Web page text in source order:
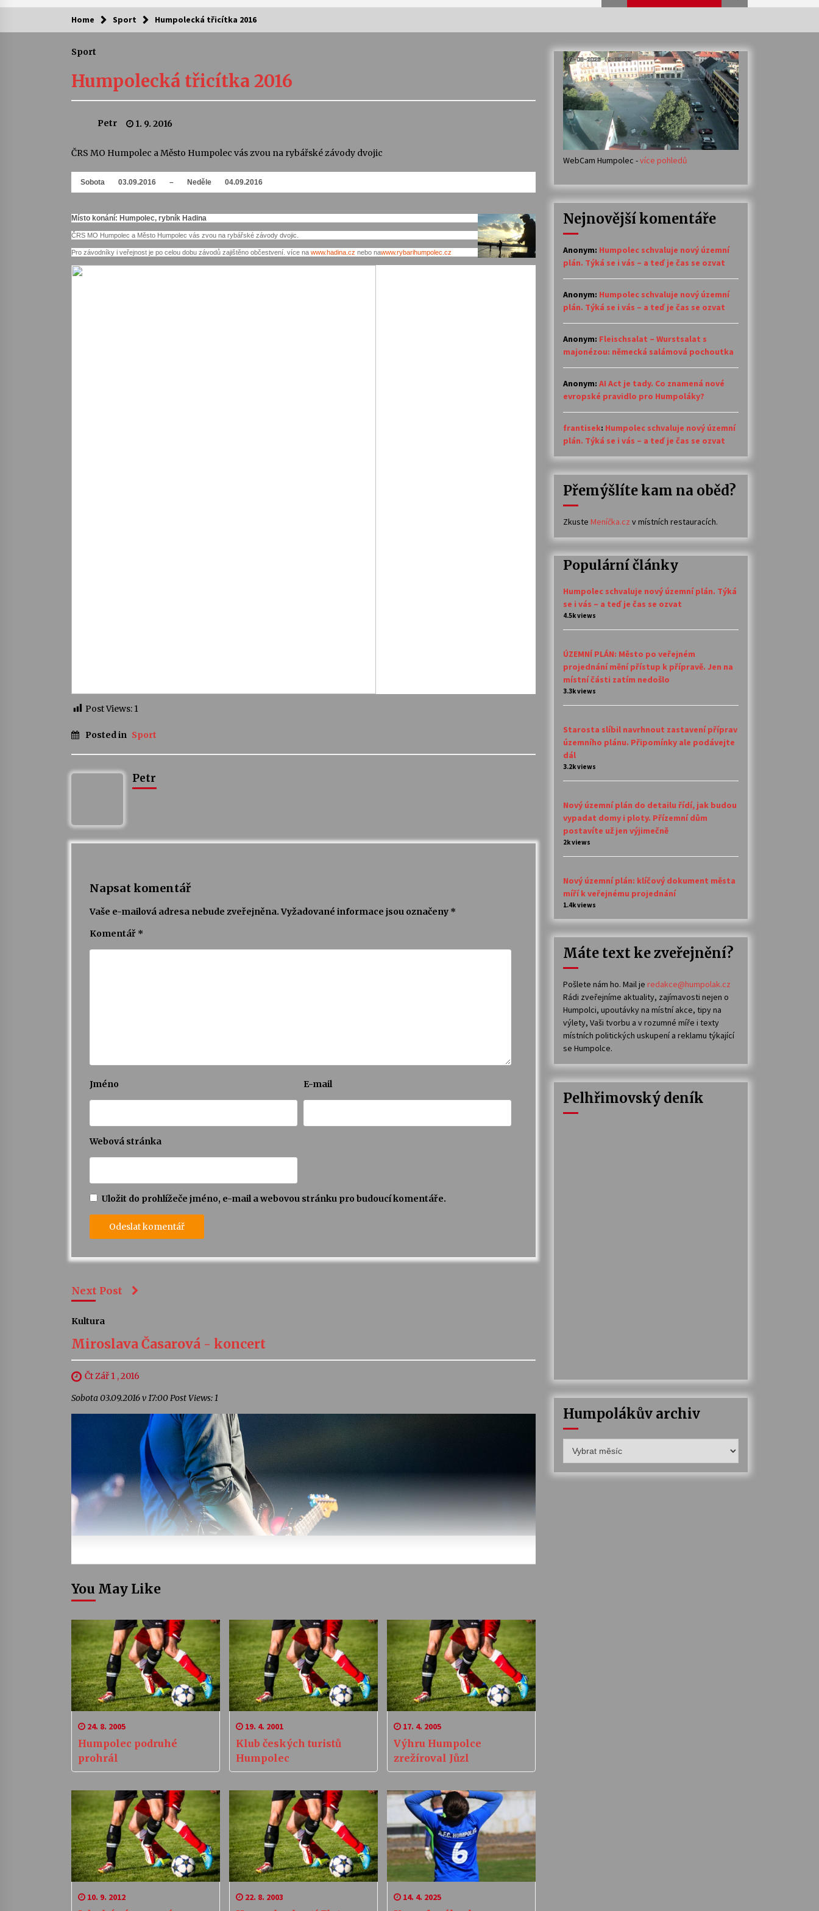
Kam za kulturou?
Camerata a Sukuba Ensemble
4. 8. 2026
Veselí muzikanti
30. 7. 2026
Pozvánka na integrační festival
Quijotova šedesátka: 28. 7.–1. 8.
28. 7. 2026
Votavžatský ploty
23. 7. 2026
Letní koncerty ve Stromovce: Rufus
Miller
17. 7. 2026 14. 7. 2026
Za kulturou kousek za Humpolec. V
Želivě ožije odkaz Josefa Čapka
13. 7. 2026
Varhanní recitál Michala Novenka v
Klášteře Želiv
3. 7. 2026
30. 6. 2026
Home Sport Humpolecká třicítka 2016
Sport
Humpolecká třicítka 2016
Petr 1. 9. 2016
ČRS MO Humpolec a Město Humpolec vás zvou na rybářské závody dvojic
Sobota 03.09.2016 – Neděle 04.09.2016
Místo konání: Humpolec, rybník Hadina
ČRS MO Humpolec a Město Humpolec vás zvou na rybářské závody dvojic.
Pro závodníky i veřejnost je po celou dobu závodů zajištěno občestvení. více na www.hadina.cz nebo nawww.rybarihumpolec.cz
Post Views: 1
Posted in Sport
Petr
Napsat komentář
Vaše e-mailová adresa nebude zveřejněna. Vyžadované informace jsou označeny *
Komentář *
Jméno E-mail
Webová stránka
Uložit do prohlížeče jméno, e-mail a webovou stránku pro budoucí komentáře.
Next Post
Kultura
Miroslava Časarová - koncert
Čt Zář 1 , 2016
Sobota 03.09.2016 v 17:00 Post Views: 1
You May Like
24. 8. 2005
Humpolec podruhé
prohrál
19. 4. 2001
Klub českých turistů
Humpolec
17. 4. 2005
Výhru Humpolce
zrežíroval Jůzl
10. 9. 2012 22. 8. 2003 14. 4. 2025
WebCam Humpolec -více pohledů
Nejnovější komentáře
Anonym: Humpolec schvaluje nový územní
plán. Týká se i vás – a teď je čas se ozvat
Anonym: Humpolec schvaluje nový územní
plán. Týká se i vás – a teď je čas se ozvat
Anonym: Fleischsalat – Wurstsalat s
majonézou: německá salámová pochoutka
Anonym: AI Act je tady. Co znamená nové
evropské pravidlo pro Humpoláky?
frantisek: Humpolec schvaluje nový územní
plán. Týká se i vás – a teď je čas se ozvat
Přemýšlíte kam na oběd?
Zkuste Meníčka.cz v místních restauracích.
Populární články
Humpolec schvaluje nový územní plán. Týká
se i vás – a teď je čas se ozvat
4.5k views
ÚZEMNÍ PLÁN: Město po veřejném
projednání mění přístup k přípravě. Jen na
místní části zatím nedošlo
3.3k views
Starosta slíbil navrhnout zastavení příprav
územního plánu. Připomínky ale podávejte
dál
3.2k views
Nový územní plán do detailu řídí, jak budou
vypadat domy i ploty. Přízemní dům
postavíte už jen výjimečně
2k views
Nový územní plán: klíčový dokument města
míří k veřejnému projednání
1.4k views
Máte text ke zveřejnění?
Pošlete nám ho. Mail je redakce@humpolak.cz
Rádi zveřejníme aktuality, zajímavosti nejen o
Humpolci, upoutávky na místní akce, tipy na
výlety, Vaši tvorbu a v rozumné míře i texty
místních politických uskupení a reklamu týkající
se Humpolce.
Pelhřimovský deník
Humpolákův archiv
archiv